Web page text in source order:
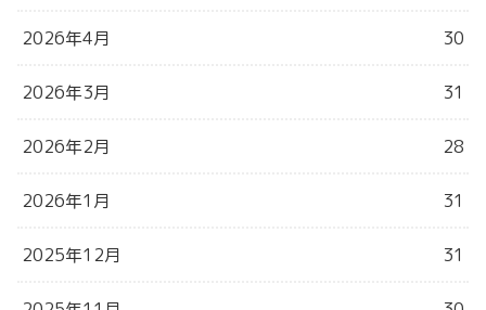
2026年4月 30
2026年3月 31
2026年2月 28
2026年1月 31
2025年12月 31